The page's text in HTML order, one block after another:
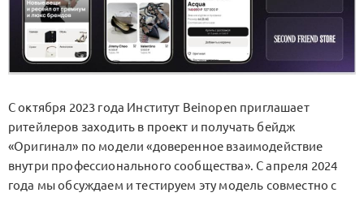
С октября 2023 года Институт Beinopen приглашает
ритейлеров заходить в проект и получать бейдж
«Оригинал» по модели «доверенное взаимодействие
внутри профессионального сообщества». С апреля 2024
года мы обсуждаем и тестируем эту модель совместно с